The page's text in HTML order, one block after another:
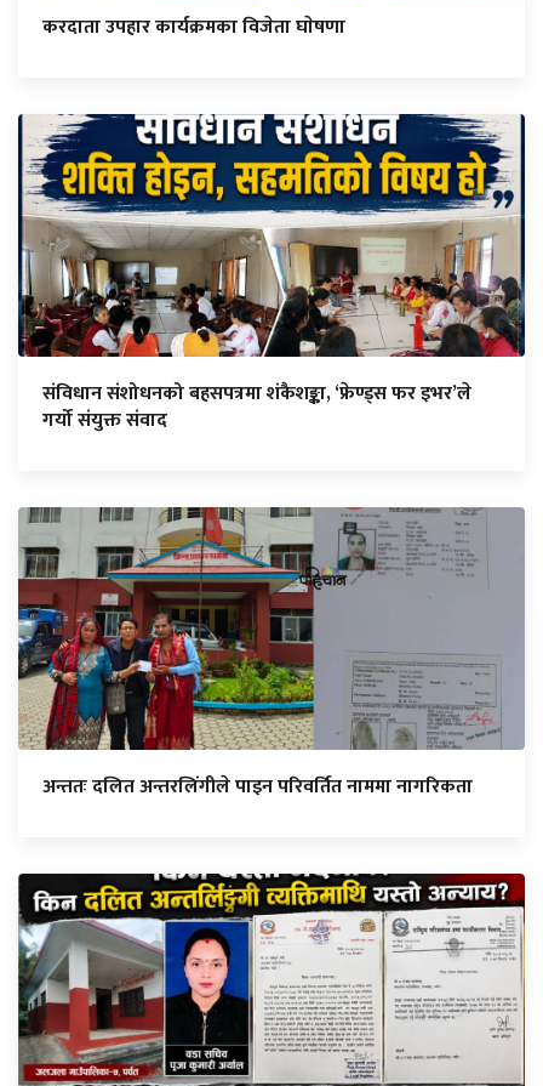
करदाता उपहार कार्यक्रमका विजेता घाेषणा
संविधान संशोधनको बहसपत्रमा शंकैशङ्का, ‘फ्रेण्ड्स फर इभर’ले
गर्यो संयुक्त संवाद
अन्ततः दलित अन्तरलिंगीले पाइन परिवर्तित नाममा नागरिकता